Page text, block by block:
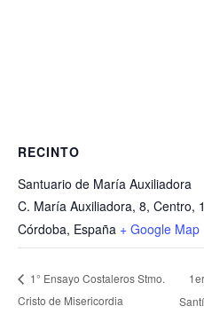
RECINTO
Santuario de María Auxiliadora
C. María Auxiliadora, 8, Centro,
Córdoba, España + Google Map
1° Ensayo Costaleros Stmo.
Cristo de Misericordia